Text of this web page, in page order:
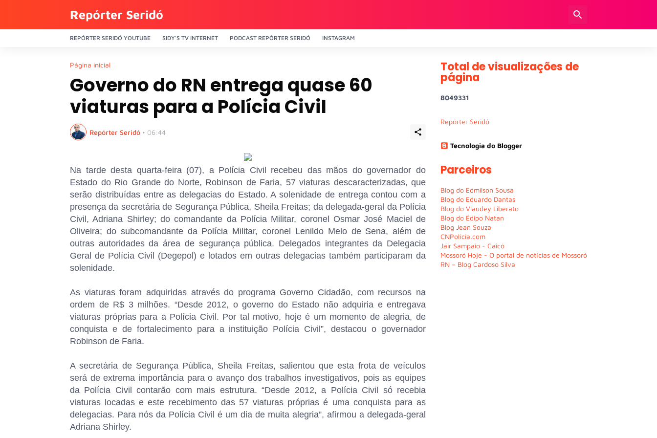
Repórter Seridó
REPÓRTER SERIDÓ YOUTUBE SIDY'S TV INTERNET PODCAST REPÓRTER SERIDÓ INSTAGRAM
Página inicial
Governo do RN entrega quase 60
viaturas para a Polícia Civil
Repórter Seridó • 06:44
Na tarde desta quarta-feira (07), a Polícia Civil recebeu das mãos do governador do
Estado do Rio Grande do Norte, Robinson de Faria, 57 viaturas descaracterizadas, que
serão distribuídas entre as delegacias do Estado. A solenidade de entrega contou com a
presença da secretária de Segurança Pública, Sheila Freitas; da delegada-geral da Polícia
Civil, Adriana Shirley; do comandante da Polícia Militar, coronel Osmar José Maciel de
Oliveira; do subcomandante da Polícia Militar, coronel Lenildo Melo de Sena, além de
outras autoridades da área de segurança pública. Delegados integrantes da Delegacia
Geral de Polícia Civil (Degepol) e lotados em outras delegacias também participaram da
solenidade.
As viaturas foram adquiridas através do programa Governo Cidadão, com recursos na
ordem de R$ 3 milhões. “Desde 2012, o governo do Estado não adquiria e entregava
viaturas próprias para a Polícia Civil. Por tal motivo, hoje é um momento de alegria, de
conquista e de fortalecimento para a instituição Polícia Civil”, destacou o governador
Robinson de Faria.
A secretária de Segurança Pública, Sheila Freitas, salientou que esta frota de veículos
será de extrema importância para o avanço dos trabalhos investigativos, pois as equipes
da Polícia Civil contarão com mais estrutura. “Desde 2012, a Polícia Civil só recebia
viaturas locadas e este recebimento das 57 viaturas próprias é uma conquista para as
delegacias. Para nós da Polícia Civil é um dia de muita alegria”, afirmou a delegada-geral
Adriana Shirley.
Total de visualizações de
página
8049331
Repórter Seridó
Tecnologia do Blogger
Parceiros
Blog do Edmilson Sousa
Blog do Eduardo Dantas
Blog do Vlaudey Liberato
Blog do Édipo Natan
Blog Jean Souza
CNPolícia.com
Jair Sampaio - Caicó
Mossoró Hoje - O portal de notícias de Mossoró
RN – Blog Cardoso Silva